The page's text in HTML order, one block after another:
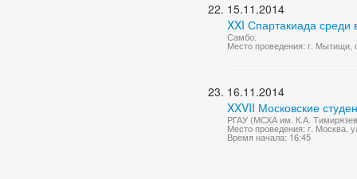
15.11.2014
XXI Спартакиада
Самбо.
Место проведения: г. Мытищи,
16.11.2014
XXVII Московские
РГАУ (МСХА им. К.А.
Место проведения: г. Москва,
Время начала: 16:45